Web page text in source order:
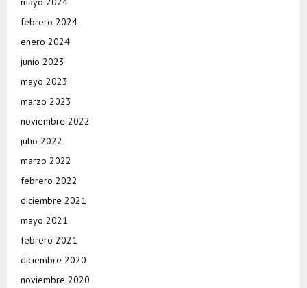
febrero 2024
enero 2024
junio 2023
mayo 2023
marzo 2023
noviembre 2022
julio 2022
marzo 2022
febrero 2022
diciembre 2021
mayo 2021
febrero 2021
diciembre 2020
noviembre 2020